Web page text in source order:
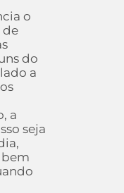
o
de
do
a
a
seja